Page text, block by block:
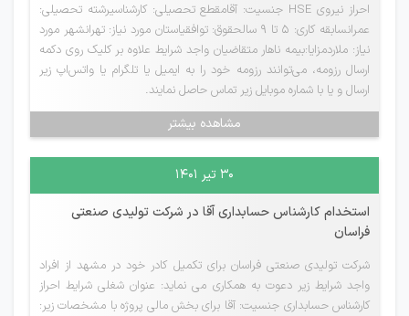
احراز نیروی HSE جنسیت: آقامقطع تحصیلی: کارشناسیرشته تحصیلی:
عمرانسابقه کاری: 5 تا 9 سالحقوق: توافقیاستان مورد نیاز: تهرانشهر مورد
نیاز: ملاردمزایا:بیمه ناهار متقاضیان واجد شرایط علاوه بر کلیک روی دکمه
ارسال رزومه، می‌توانند رزومه خود را به ایمیل یا تلگرام یا واتس‌اپ زیر
ارسال و یا با شماره موبایل زیر تماس حاصل نمایند.
مشاهده بیشتر
۳۰ تیر ۱۴۰۱
استخدام کارشناس حسابداری آقا در شرکت تولیدی صنعتی
فراسان
شرکت تولیدی صنعتی فراسان برای تکمیل کادر خود در مشهد از افراد
واجد شرایط زیر دعوت به همکاری می نماید: عنوان شغلی شرایط احراز
کارشناس حسابداری جنسیت: آقا برای بخش مالی پروژه با مشخصات زیر: